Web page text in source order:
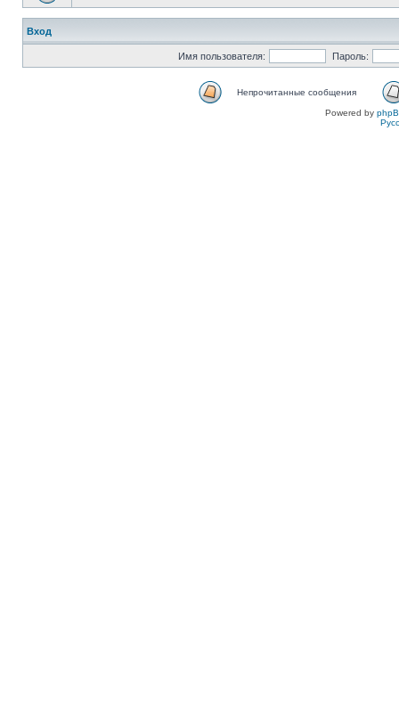
Вход
Имя пользователя: Пароль:
Непрочитанные сообщения
Powered by